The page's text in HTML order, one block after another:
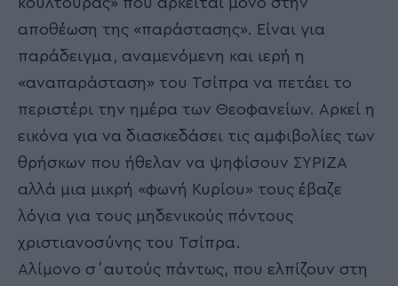
αποθέωση της «παράστασης». Είναι για
παράδειγμα, αναμενόμενη και ιερή η
«αναπαράσταση» του Τσίπρα να πετάει το
περιστέρι την ημέρα των Θεοφανείων. Αρκεί η
εικόνα για να διασκεδάσει τις αμφιβολίες των
θρήσκων που ήθελαν να ψηφίσουν ΣΥΡΙΖΑ
αλλά μια μικρή «φωνή Κυρίου» τους έβαζε
λόγια για τους μηδενικούς πόντους
χριστιανοσύνης του Τσίπρα.
Αλίμονο σ΄αυτούς πάντως, που ελπίζουν στη